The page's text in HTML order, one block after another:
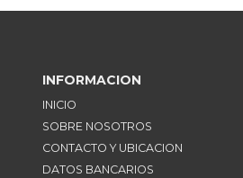
INFORMACION
INICIO
SOBRE NOSOTROS
CONTACTO Y UBICACION
DATOS BANCARIOS